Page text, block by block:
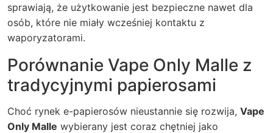
sprawiają, że użytkowanie jest bezpieczne nawet dla
osób, które nie miały wcześniej kontaktu z
waporyzatorami.
Porównanie Vape Only Malle z
tradycyjnymi papierosami
Choć rynek e-papierosów nieustannie się rozwija, Vape
Only Malle wybierany jest coraz chętniej jako